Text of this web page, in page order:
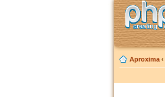
Aproxima ‹